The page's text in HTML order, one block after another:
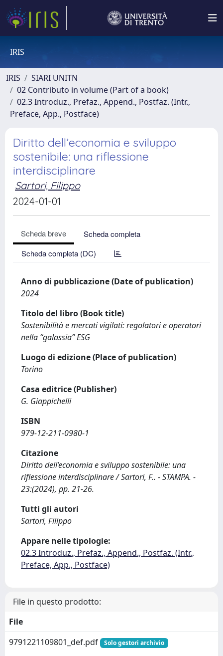
IRIS
IRIS
SIARI UNITN
02 Contributo in volume (Part of a book)
02.3 Introduz., Prefaz., Append., Postfaz. (Intr.,
Preface, App., Postface)
Diritto dell’economia e sviluppo
sostenibile: una riflessione
interdisciplinare
Sartori, Filippo
2024-01-01
Scheda breve
Scheda completa
Scheda completa (DC)
Anno di pubblicazione (Date of publication)
2024
Titolo del libro (Book title)
Sostenibilità e mercati vigilati: regolatori e operatori
nella “galassia” ESG
Luogo di edizione (Place of publication)
Torino
Casa editrice (Publisher)
G. Giappichelli
ISBN
979-12-211-0980-1
Citazione
Diritto dell’economia e sviluppo sostenibile: una
riflessione interdisciplinare / Sartori, F.. - STAMPA. -
23:(2024), pp. 21-26.
Tutti gli autori
Sartori, Filippo
Appare nelle tipologie:
02.3 Introduz., Prefaz., Append., Postfaz. (Intr.,
Preface, App., Postface)
File in questo prodotto:
File
9791221109801_def.pdf
Solo gestori archivio